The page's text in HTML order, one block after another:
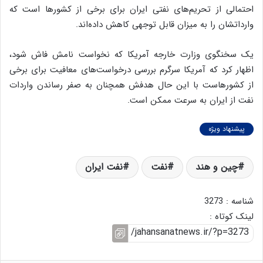
احتمالی از تحریم‌های نفتی ایران برای برخی از کشورها است که
وارداتشان را به میزان قابل توجهی کاهش داده‌اند.
یک سخنگوی وزارت خارجه آمریکا که نخواست نامش فاش شود،
اظهار کرد که آمریکا سرگرم بررسی درخواست‌های معافیت برای برخی
از کشورهاست با این حال هدفش همچنان به صفر رساندن واردات
نفت از ایران به سرعت ممکن است.
پیشنهاد ویژه
چین و هند نفت نفت ایران
شناسه : 3273
لینک کوتاه :